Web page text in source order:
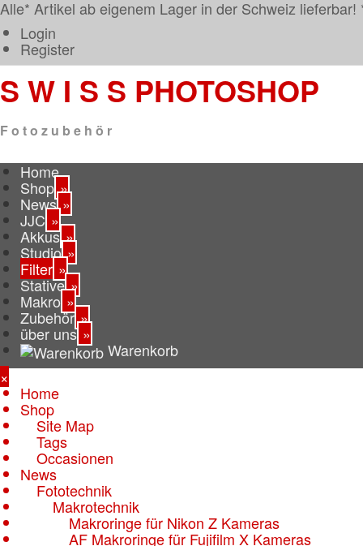
Alle* Artikel ab eigenem Lager in der Schweiz lieferbar!
Login
Register
S W I S S PHOTOSHOP
F o t o z u b e h ö r
Home
Shop»
News»
JJC »
Akkus»
Studio»
Filter »
Stative»
Makro »
Zubehör»
über uns »
Warenkorb
×
Home
Shop
Site Map
Tags
Occasionen
News
Fototechnik
Makrotechnik
Makroringe für Nikon Z Kameras
AF Makroringe für Fujifilm X Kameras